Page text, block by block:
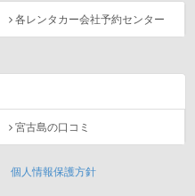
各レンタカー会社予約センター
宮古島の口コミ
個人情報保護方針